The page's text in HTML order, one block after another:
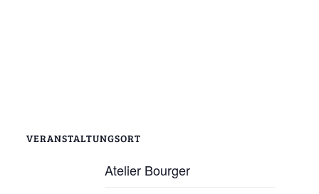
VERANSTALTUNGSORT
Atelier Bourger